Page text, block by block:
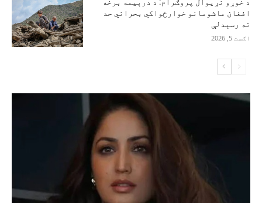
د خوړو نړیوال پروګرام: د درېیمه برخه
افغان ماشومانو خوارځواکي بحراني حد
ته رسېدلې
اګست 5, 2026